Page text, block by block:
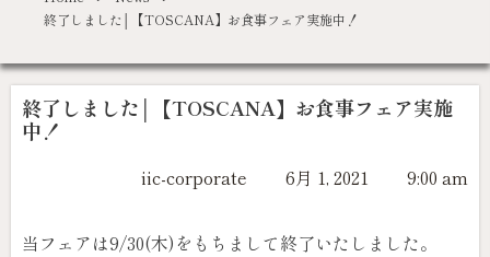
終了しました│【TOSCANA】お食事フェア実施中！
終了しました│【TOSCANA】お食事フェア実施
中！
iic-corporate 6月 1, 2021 9:00 am
当フェアは9/30(木)をもちまして終了いたしました。